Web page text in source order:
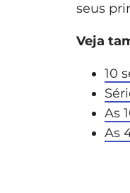
seus
Veja
10
As
As